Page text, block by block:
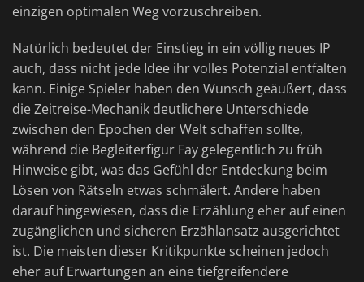
einzigen optimalen Weg vorzuschreiben.
Natürlich bedeutet der Einstieg in ein völlig neues IP
auch, dass nicht jede Idee ihr volles Potenzial entfalten
kann. Einige Spieler haben den Wunsch geäußert, dass
die Zeitreise-Mechanik deutlichere Unterschiede
zwischen den Epochen der Welt schaffen sollte,
während die Begleiterfigur Fay gelegentlich zu früh
Hinweise gibt, was das Gefühl der Entdeckung beim
Lösen von Rätseln etwas schmälert. Andere haben
darauf hingewiesen, dass die Erzählung eher auf einen
zugänglichen und sicheren Erzählansatz ausgerichtet
ist. Die meisten dieser Kritikpunkte scheinen jedoch
eher auf Erwartungen an eine tiefgreifendere